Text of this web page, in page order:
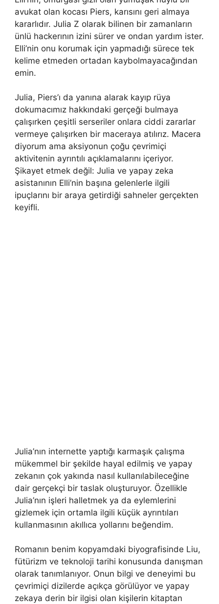
avukat olan kocası Piers, karısını geri almaya
kararlıdır. Julia Z olarak bilinen bir zamanların
ünlü hackerının izini sürer ve ondan yardım ister.
Elli’nin onu korumak için yapmadığı sürece tek
kelime etmeden ortadan kaybolmayacağından
emin.
Julia, Piers’ı da yanına alarak kayıp rüya
dokumacımız hakkındaki gerçeği bulmaya
çalışırken çeşitli serseriler onlara ciddi zararlar
vermeye çalışırken bir maceraya atılırız. Macera
diyorum ama aksiyonun çoğu çevrimiçi
aktivitenin ayrıntılı açıklamalarını içeriyor.
Şikayet etmek değil: Julia ve yapay zeka
asistanının Elli’nin başına gelenlerle ilgili
ipuçlarını bir araya getirdiği sahneler gerçekten
keyifli.
Julia’nın internette yaptığı karmaşık çalışma
mükemmel bir şekilde hayal edilmiş ve yapay
zekanın çok yakında nasıl kullanılabileceğine
dair gerçekçi bir taslak oluşturuyor. Özellikle
Julia’nın işleri halletmek ya da eylemlerini
gizlemek için ortamla ilgili küçük ayrıntıları
kullanmasının akıllıca yollarını beğendim.
Romanın benim kopyamdaki biyografisinde Liu,
fütürizm ve teknoloji tarihi konusunda danışman
olarak tanımlanıyor. Onun bilgi ve deneyimi bu
çevrimiçi dizilerde açıkça görülüyor ve yapay
zekaya derin bir ilgisi olan kişilerin kitaptan